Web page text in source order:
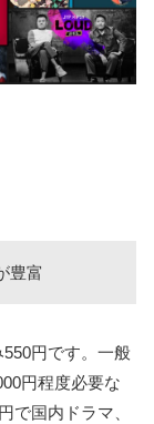
豊富
円です。一般
円程度必要な
で国内ドラマ、